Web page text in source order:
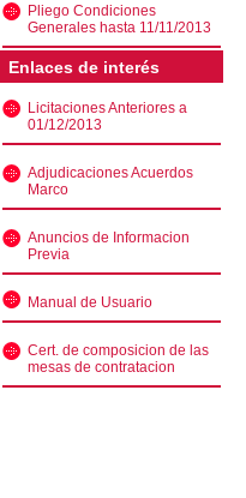
Pliego Condiciones
Generales hasta 11/11/2013
Enlaces de interés
Licitaciones Anteriores a
01/12/2013
Adjudicaciones Acuerdos
Marco
Anuncios de Informacion
Previa
Manual de Usuario
Cert. de composicion de las
mesas de contratacion